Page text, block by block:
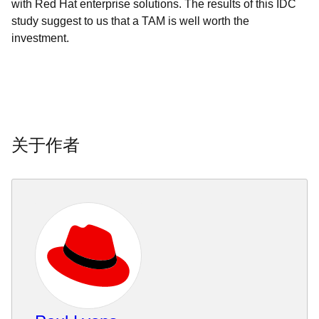
with Red Hat enterprise solutions. The results of this IDC
study suggest to us that a TAM is well worth the
investment.
关于作者